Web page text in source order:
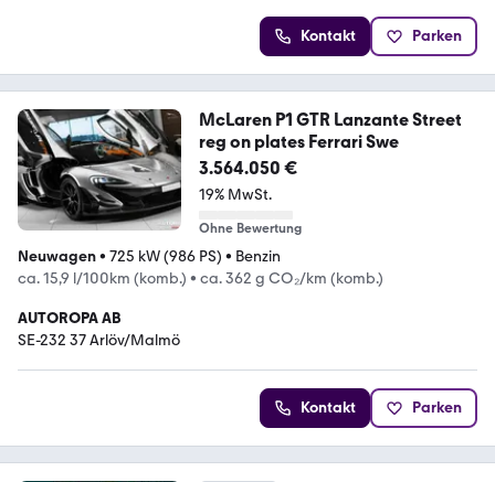
Kontakt Parken
McLaren P1 GTR Lanzante Street
reg on plates Ferrari Swe
3.564.050 €
19% MwSt.
Ohne Bewertung
Neuwagen• 725 kW (986 PS) • Benzin
ca. 15,9 l/100km (komb.) • ca. 362 g CO₂/km (komb.)
AUTOROPA AB
SE-232 37 Arlöv/Malmö
Kontakt Parken